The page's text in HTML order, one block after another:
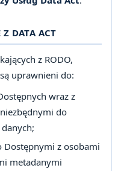
DATA ACT
z RODO,
uprawnieni do:
wraz z
do
z osobami
metadanymi